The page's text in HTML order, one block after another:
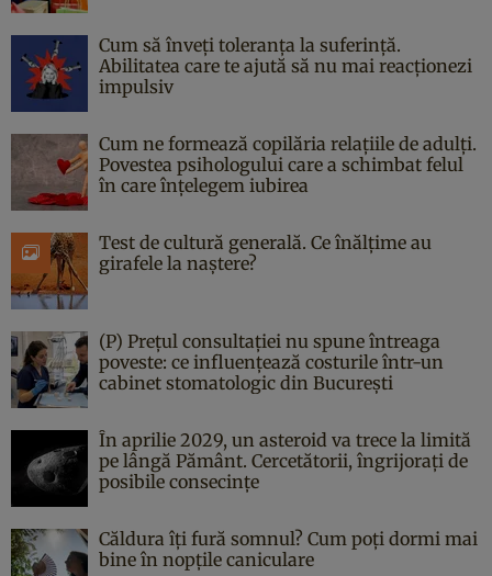
Cum să înveți toleranța la suferință.
Abilitatea care te ajută să nu mai reacționezi
impulsiv
Cum ne formează copilăria relațiile de adulți.
Povestea psihologului care a schimbat felul
în care înțelegem iubirea
Test de cultură generală. Ce înălțime au
girafele la naștere?
(P) Prețul consultației nu spune întreaga
poveste: ce influențează costurile într-un
cabinet stomatologic din București
În aprilie 2029, un asteroid va trece la limită
pe lângă Pământ. Cercetătorii, îngrijorați de
posibile consecințe
Căldura îți fură somnul? Cum poți dormi mai
bine în nopțile caniculare